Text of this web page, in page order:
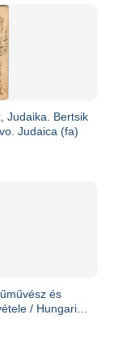
Judaika. Bertsik
Judaica (fa)
és
/ Hungarian